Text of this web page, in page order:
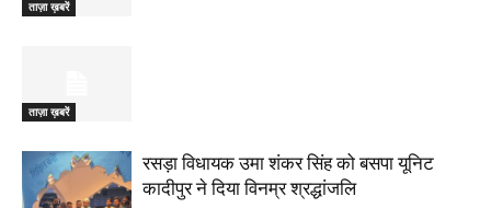
ताज़ा ख़बरें
ताज़ा ख़बरें
रसड़ा विधायक उमा शंकर सिंह को बसपा यूनिट
कादीपुर ने दिया विनम्र श्रद्धांजलि